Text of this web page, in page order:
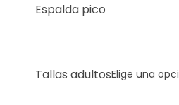
Espalda pico
Tallas adultos